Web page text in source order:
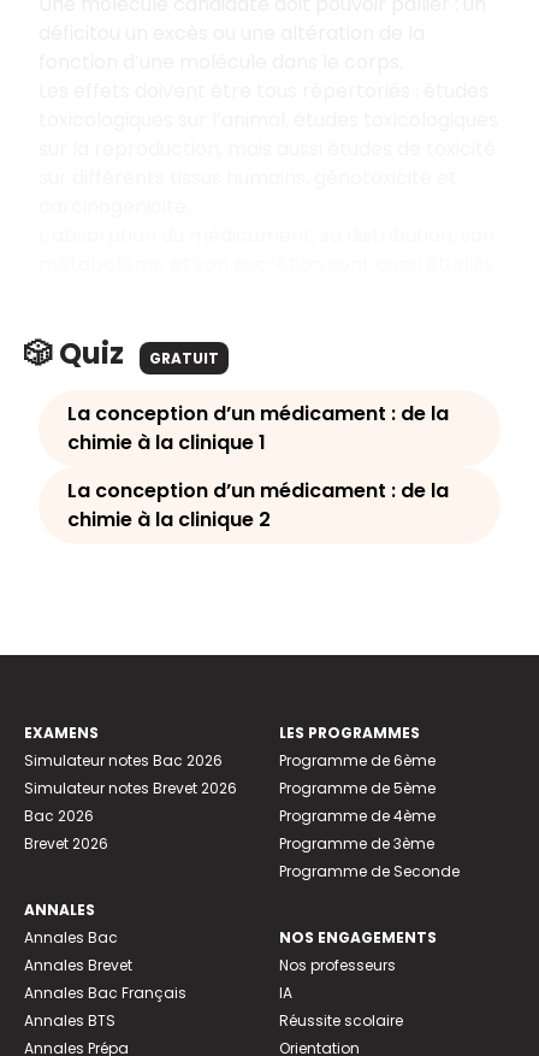
🎲 Quiz GRATUIT
La conception d’un médicament : de la
chimie à la clinique 1
La conception d’un médicament : de la
chimie à la clinique 2
EXAMENS
Simulateur notes Bac 2026
Simulateur notes Brevet 2026
Bac 2026
Brevet 2026
ANNALES
Annales Bac
Annales Brevet
Annales Bac Français
Annales BTS
Annales Prépa
LES PROGRAMMES
Programme de 6ème
Programme de 5ème
Programme de 4ème
Programme de 3ème
Programme de Seconde
NOS ENGAGEMENTS
Nos professeurs
IA
Réussite scolaire
Orientation